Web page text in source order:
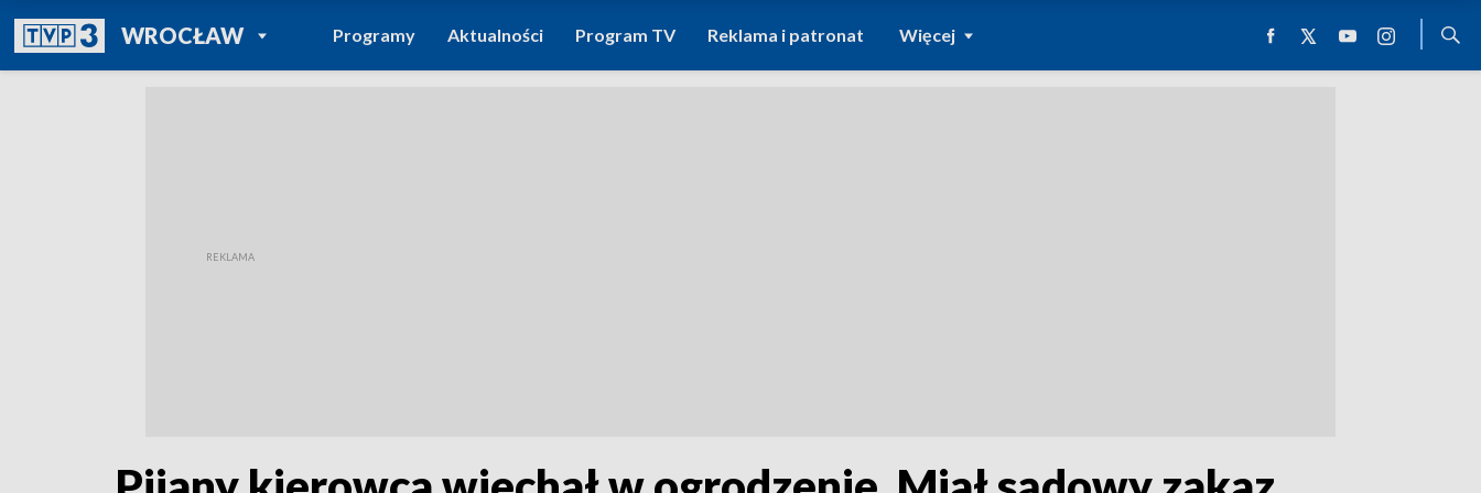
WROCŁAWPOWRÓT DO
TVP REGIONY
Programy Aktualności Program TV Reklama i patronat Więcej